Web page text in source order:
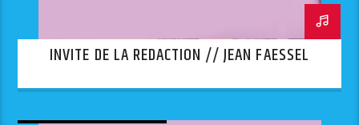
INVITE DE LA REDACTION // JEAN FAESSEL